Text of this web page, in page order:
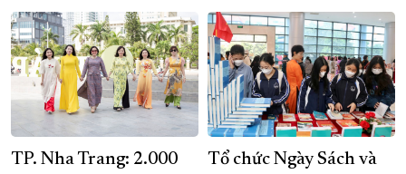
TP. Nha Trang: 2.000
Tổ chức Ngày Sách và